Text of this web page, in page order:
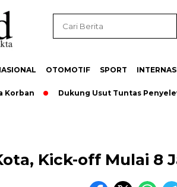
OTOMOTIF SPORT
Dukung Usut Tuntas Penyelewengan
Kick-off Mulai 8